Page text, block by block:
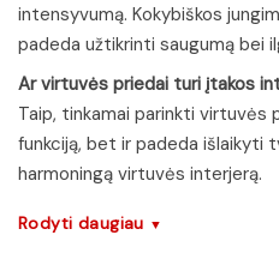
intensyvumą. Kokybiškos
padeda užtikrinti saugumą bei
Ar virtuvės priedai turi įtakos
Taip, tinkamai parinkti virtuvės
funkciją, bet ir padeda išlaikyti
harmoningą virtuvės interjerą.
Rodyti daugiau ▼